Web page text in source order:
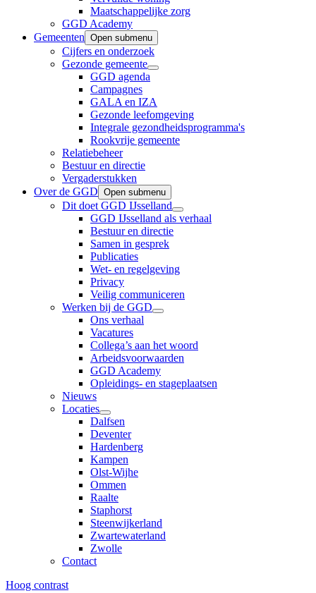
Maatschappelijke zorg
GGD Academy
Gemeenten Open submenu
Cijfers en onderzoek
Gezonde gemeente
GGD agenda
Campagnes
GALA en IZA
Gezonde leefomgeving
Integrale gezondheidsprogramma's
Rookvrije gemeente
Relatiebeheer
Bestuur en directie
Vergaderstukken
Over de GGD Open submenu
Dit doet GGD IJsselland
GGD IJsselland als verhaal
Bestuur en directie
Samen in gesprek
Publicaties
Wet- en regelgeving
Privacy
Veilig communiceren
Werken bij de GGD
Ons verhaal
Vacatures
Collega’s aan het woord
Arbeidsvoorwaarden
GGD Academy
Opleidings- en stageplaatsen
Nieuws
Locaties
Dalfsen
Deventer
Hardenberg
Kampen
Olst-Wijhe
Ommen
Raalte
Staphorst
Steenwijkerland
Zwartewaterland
Zwolle
Contact
Hoog contrast